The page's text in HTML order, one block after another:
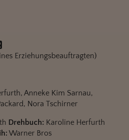
Erziehungsbeauftragten)
Anneke Kim Sarnau,
Nora Tschirner
Drehbuch: Karoline Herfurth
Warner Bros